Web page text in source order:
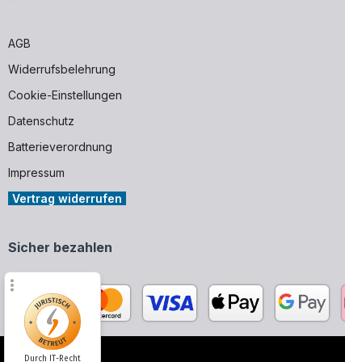
AGB
Widerrufsbelehrung
Cookie-Einstellungen
Datenschutz
Batterieverordnung
Impressum
Vertrag widerrufen
Sicher bezahlen
Durch IT-Recht